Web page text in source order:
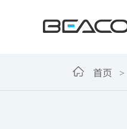
首页 >